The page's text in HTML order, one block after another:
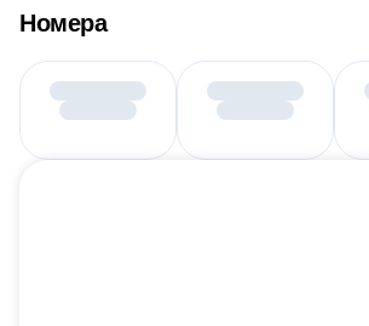
Номера